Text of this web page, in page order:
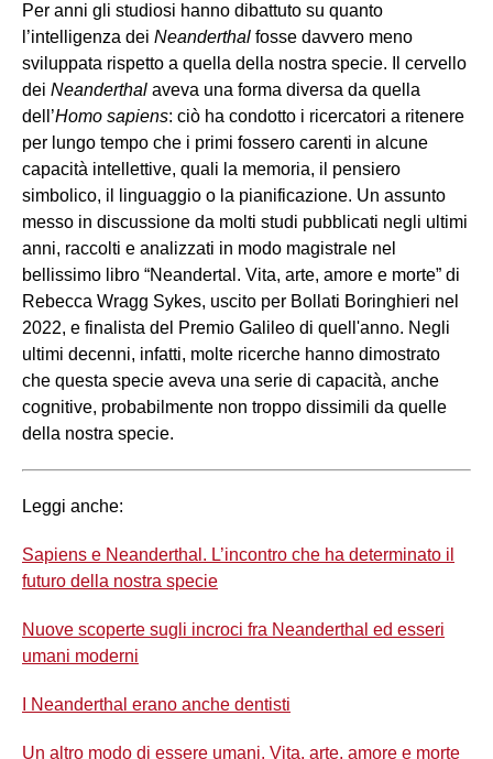
Per anni gli studiosi hanno dibattuto su quanto
l’intelligenza dei Neanderthal fosse davvero meno
sviluppata rispetto a quella della nostra specie. Il cervello
dei Neanderthal aveva una forma diversa da quella
dell’Homo sapiens: ciò ha condotto i ricercatori a ritenere
per lungo tempo che i primi fossero carenti in alcune
capacità intellettive, quali la memoria, il pensiero
simbolico, il linguaggio o la pianificazione. Un assunto
messo in discussione da molti studi pubblicati negli ultimi
anni, raccolti e analizzati in modo magistrale nel
bellissimo libro “Neandertal. Vita, arte, amore e morte” di
Rebecca Wragg Sykes, uscito per Bollati Boringhieri nel
2022, e finalista del Premio Galileo di quell'anno. Negli
ultimi decenni, infatti, molte ricerche hanno dimostrato
che questa specie aveva una serie di capacità, anche
cognitive, probabilmente non troppo dissimili da quelle
della nostra specie.
Leggi anche:
Sapiens e Neanderthal. L’incontro che ha determinato il
futuro della nostra specie
Nuove scoperte sugli incroci fra Neanderthal ed esseri
umani moderni
I Neanderthal erano anche dentisti
Un altro modo di essere umani. Vita, arte, amore e morte